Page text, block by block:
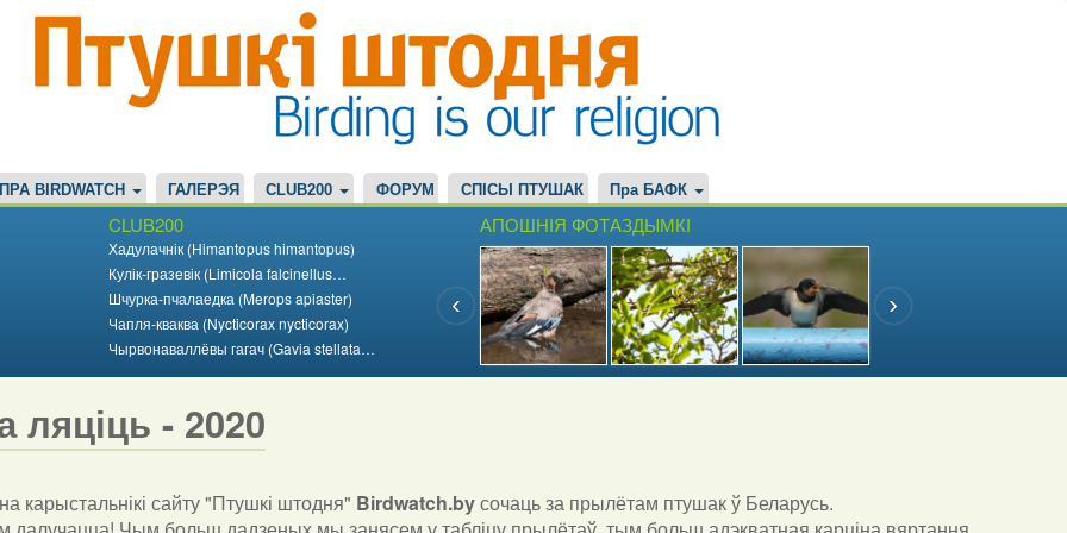
ПРА BIRDWATCH ГАЛЕРЭЯ CLUB200 ФОРУМ СПІСЫ ПТУШАК Пра БАФК
CLUB200
Хадулачнік (Himantopus himantopus)
Кулік-гразевік (Limicola falcinellus…
Шчурка-пчалаедка (Merops apiaster)
Чапля-кваква (Nycticorax nycticorax)
Чырвонаваллёвы гагач (Gavia stellata…
АПОШНІЯ ФОТАЗДЫМКІ
ляціць - 2020
карыстальнікі сайту "Птушкі штодня" Birdwatch.byсочаць за прылётам птушак ў Беларусь.